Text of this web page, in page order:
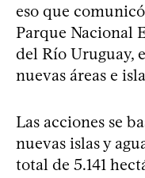
eso que
Parque Nacional
del Río Uruguay,
nuevas áreas e
Las acciones se
nuevas islas y
total de 5.141